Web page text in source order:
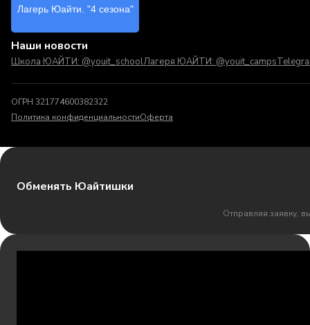
Лагерь Юайти. "4 сезона"
Наши новости
Школа ЮАЙТИ: @youit_schoolЛагеря ЮАЙТИ: @youit_camps
ОГРН 321774600382322
Политика конфиденциальностиОферта
Обменять Юайтишки
Отправляя заявку,